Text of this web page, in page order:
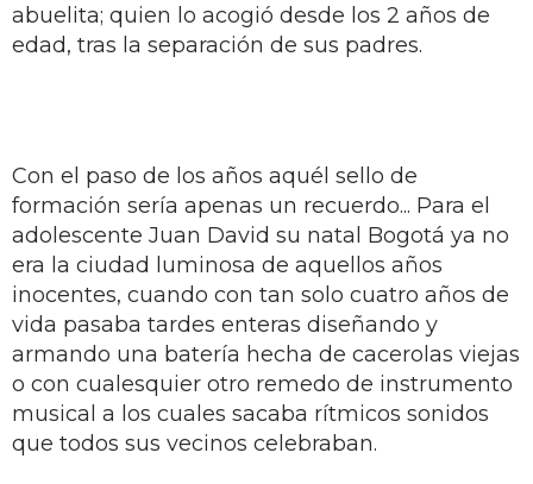
abuelita; quien lo acogió desde los 2 años de
edad, tras la separación de sus padres.
Con el paso de los años aquél sello de
formación sería apenas un recuerdo... Para el
adolescente Juan David su natal Bogotá ya no
era la ciudad luminosa de aquellos años
inocentes, cuando con tan solo cuatro años de
vida pasaba tardes enteras diseñando y
armando una batería hecha de cacerolas viejas
o con cualesquier otro remedo de instrumento
musical a los cuales sacaba rítmicos sonidos
que todos sus vecinos celebraban.